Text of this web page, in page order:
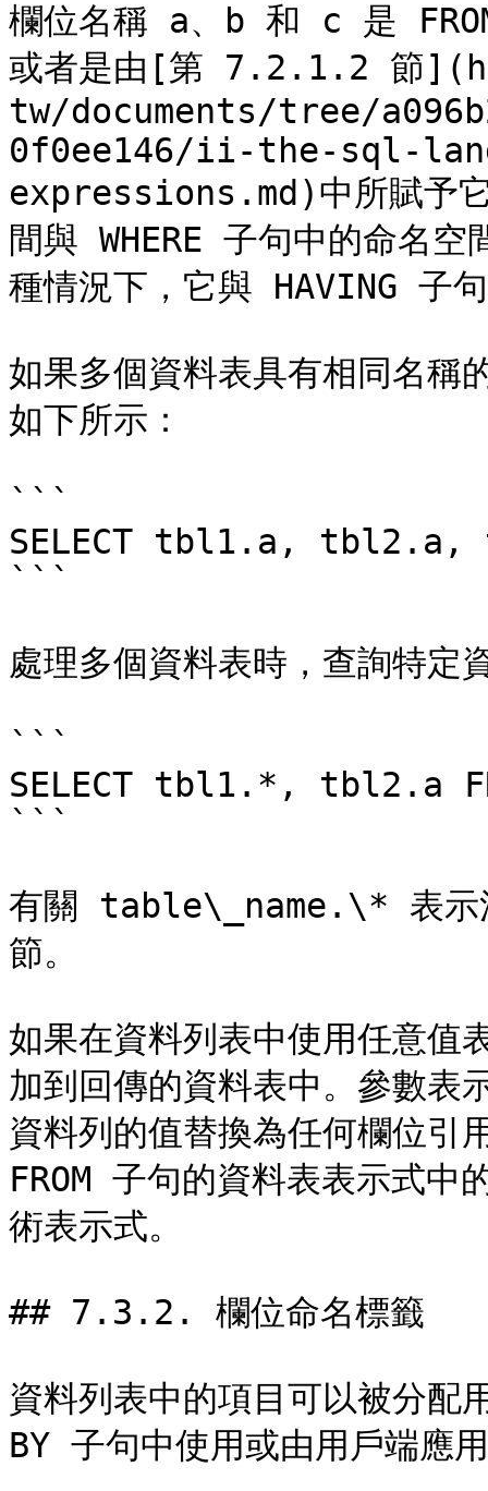
欄位名稱 a、b 和 c 是
或者是由[第 7.2.1.2 節
tw/documents/tree/
0f0ee146/ii-the-sql-
expressions.md)中所賦予它
間與 WHERE 子句中的命名
種情況下，它與 HAVING 子
如果多個資料表具有相同名稱
如下所示：
```
SELECT tbl1.a, tbl2.a,
```
處理多個資料表時，查詢特定
```
SELECT tbl1.*, tbl2.a
```
有關 table\_name.\* 表示
節。
如果在資料列表中使用任意值
加到回傳的資料表中。參數表
資料列的值替換為任何欄位引
FROM 子句的資料表表示式中
術表示式。
## 7.3.2. 欄位命名標籤
資料列表中的項目可以被分配
BY 子句中使用或由用戶端應